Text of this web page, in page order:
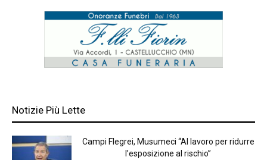
Notizie Più Lette
Campi Flegrei, Musumeci “Al lavoro per ridurre
l’esposizione al rischio”